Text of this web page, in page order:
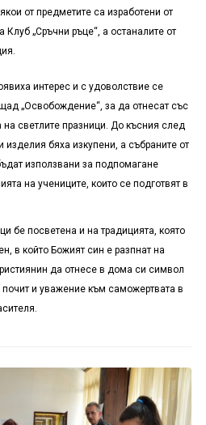
от предметите са изработени от
Клуб „Сръчни ръце“, а останалите от
интерес и с удоволствие се
„Освобождение“, за да отнесат със
на светлите празници. До късния след
бяха изкупени, а събраните от
използвани за подпомагане
на учениците, които се подготвят в
бе посветена и на традицията, която
в който Божият син е разпнат на
да отнесе в дома си символ
и уважение към саможертвата в